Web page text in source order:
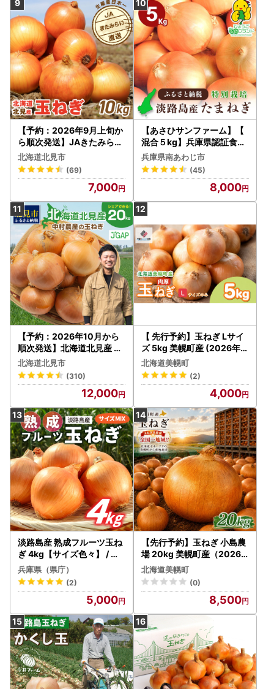
【予約：2026年9月上旬か
ら順次発送】JAきたみらい
産 玉ねぎ Lサイズ 10kg ( タ
マネギ たまねぎ 野菜 )【21
0-0003-2026】
北海道北見市
(69)
7,000
【あさひサンファーム】【
混合５kg】兵庫県認証食品
★特別栽培★淡路島たまね
ぎ
兵庫県南あわじ市
(45)
8,000
【予約：2026年10月から
順次発送】北海道北見産 玉
ねぎ 20kg ( 玉ねぎ 野菜 た
まねぎ タマネギ 玉葱 甘い 2
0キロ ハンバーグ 肉じゃが
ふるさと納税 玉ねぎ )【00
2-0011】
北海道北見市
(310)
12,000
【 先行予約】玉ねぎ Lサイ
ズ 5kg 美幌町産 (2026年1
0月以降順次発送) たまねぎ
AF
北海道美幌町
(2)
4,000
淡路島産 熟成フルーツ玉ね
ぎ 4kg【サイズ色々】 / 玉
ねぎ
兵庫県（県庁）
(2)
5,000
【先行予約】玉ねぎ 小島農
場 20kg 美幌町産（2026
年11月以降順次発送） AW
006 | 玉ねぎ
北海道美幌町
(0)
8,500